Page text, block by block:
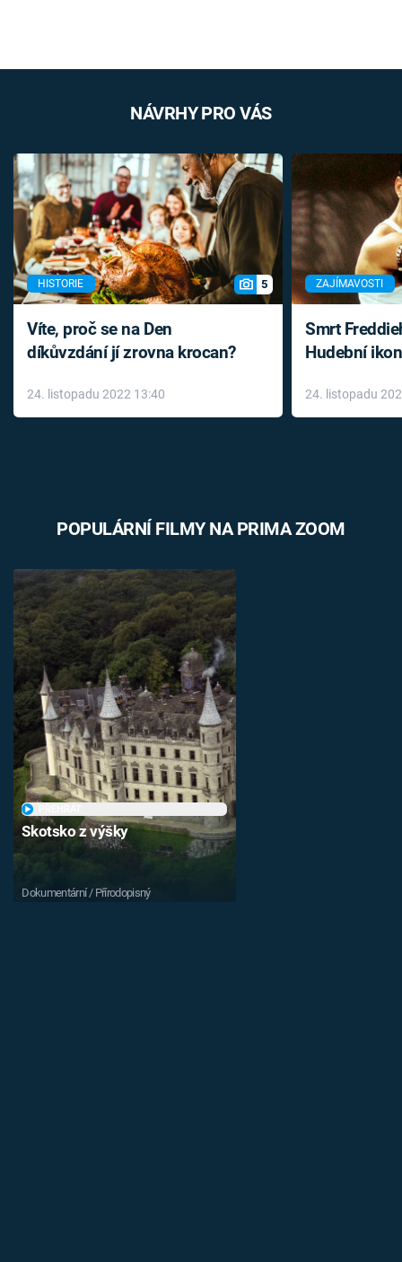
NÁVRHY PRO VÁS
HISTORIE 5
Víte, proč se na Den
díkůvzdání jí zrovna krocan?
24. listopadu 2022 13:40
ZAJÍMAVOSTI
Smrt
Hudební
léky
24. listopadu
POPULÁRNÍ FILMY NA PRIMA ZOOM
Skotsko z výšky
Dokumentární / Přírodopisný